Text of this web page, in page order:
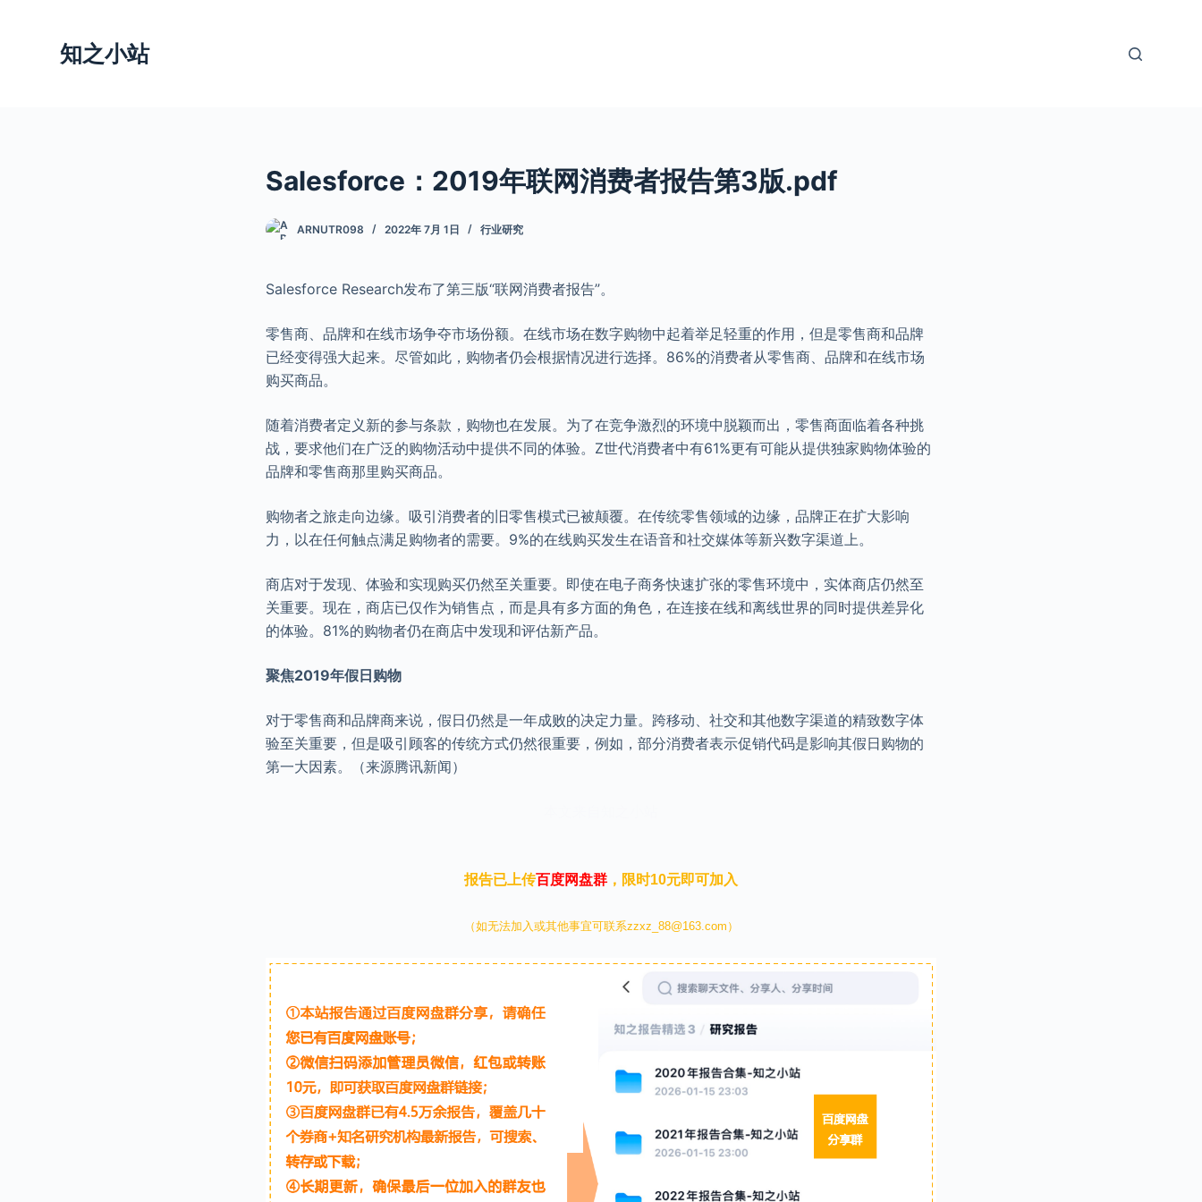
知之小站
Salesforce：2019年联网消费者报告第3版.pdf
ARNUTR098 2022年 7月 1日 行业研究
Salesforce Research发布了第三版“联网消费者报告”。
零售商、品牌和在线市场争夺市场份额。在线市场在数字购物中起着举足轻重的作用，但是零售商和品牌
已经变得强大起来。尽管如此，购物者仍会根据情况进行选择。86%的消费者从零售商、品牌和在线市场
购买商品。
随着消费者定义新的参与条款，购物也在发展。为了在竞争激烈的环境中脱颖而出，零售商面临着各种挑
战，要求他们在广泛的购物活动中提供不同的体验。Z世代消费者中有61%更有可能从提供独家购物体验的
品牌和零售商那里购买商品。
购物者之旅走向边缘。吸引消费者的旧零售模式已被颠覆。在传统零售领域的边缘，品牌正在扩大影响
力，以在任何触点满足购物者的需要。9%的在线购买发生在语音和社交媒体等新兴数字渠道上。
商店对于发现、体验和实现购买仍然至关重要。即使在电子商务快速扩张的零售环境中，实体商店仍然至
关重要。现在，商店已仅作为销售点，而是具有多方面的角色，在连接在线和离线世界的同时提供差异化
的体验。81%的购物者仍在商店中发现和评估新产品。
聚焦2019年假日购物
对于零售商和品牌商来说，假日仍然是一年成败的决定力量。跨移动、社交和其他数字渠道的精致数字体
验至关重要，但是吸引顾客的传统方式仍然很重要，例如，部分消费者表示促销代码是影响其假日购物的
第一大因素。（来源腾讯新闻）
报告已上传百度网盘群 ，限时10元即可加入
（如无法加入或其他事宜可联系zzxz_88@163.com）